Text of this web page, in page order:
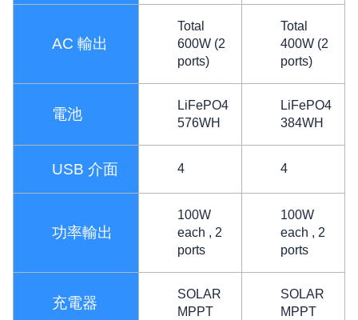
AC 輸出
Total
600W (2
ports)
Total
400W (2
ports)
電池
LiFePO4
576WH
LiFePO4
384WH
USB 介面 4 4
功率輸出
100W
each , 2
ports
100W
each , 2
ports
充電器
SOLAR
MPPT
SOLAR
MPPT